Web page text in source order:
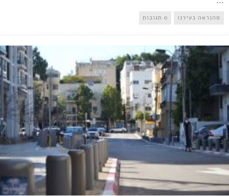
מהנראה בעירנו 0 תגובות